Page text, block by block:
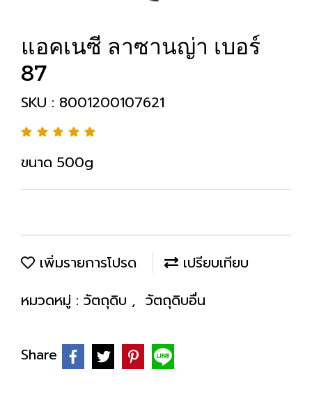
แอคเนซี ลาซานญ่า เบอร์
87
SKU : 8001200107621
ขนาด 500g
เพิ่มรายการโปรด
เปรียบเทียบ
หมวดหมู่ : วัตถุดิบ , วัตถุดิบอื่น
Share